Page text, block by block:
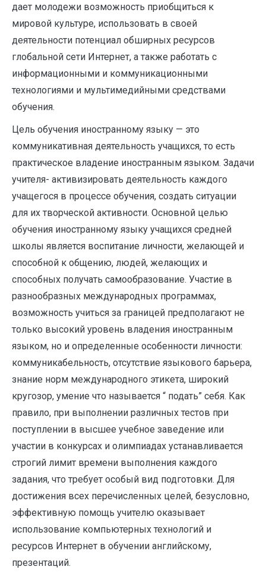
дает молодежи возможность приобщиться к
мировой культуре, использовать в своей
деятельности потенциал обширных ресурсов
глобальной сети Интернет, а также работать с
информационными и коммуникационными
технологиями и мультимедийными средствами
обучения.
Цель обучения иностранному языку — это
коммуникативная деятельность учащихся, то есть
практическое владение иностранным языком. Задачи
учителя- активизировать деятельность каждого
учащегося в процессе обучения, создать ситуации
для их творческой активности. Основной целью
обучения иностранному языку учащихся средней
школы является воспитание личности, желающей и
способной к общению, людей, желающих и
способных получать самообразование. Участие в
разнообразных международных программах,
возможность учиться за границей предполагают не
только высокий уровень владения иностранным
языком, но и определенные особенности личности:
коммуникабельность, отсутствие языкового барьера,
знание норм международного этикета, широкий
кругозор, умение что называется “ подать” себя. Как
правило, при выполнении различных тестов при
поступлении в высшее учебное заведение или
участии в конкурсах и олимпиадах устанавливается
строгий лимит времени выполнения каждого
задания, что требует особый вид подготовки. Для
достижения всех перечисленных целей, безусловно,
эффективную помощь учителю оказывает
использование компьютерных технологий и
ресурсов Интернет в обучении английскому,
презентаций.